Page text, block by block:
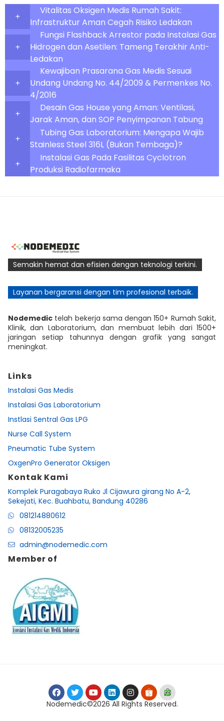
Vitalitas Oksigen Medis Rumah Sakit:
Infrastruktur Aman Cegah Risiko Ledakan
Fungsi Flashback Arrestor pada Instalasi Gas
Hidrogen dan Asetilen: Tameng Terakhir Anti-
Ledakan
Kewajiban Prasarana Gas Medis Sesuai
Undang Undang No. 44/2009 & Permenkes No.
4/2016
Desain Gas House yang Aman: Ventilasi,
Jarak Aman, dan SOP Penyimpanan Tabung
Tubing Gas Laboratorium: Mengapa Wajib
Stainless Steel 316L (Bukan Tembaga)?
Instalasi Gas Pada Fasilitas Cyclotron
Produksi Radiofarmaka
Semakin hemat dan efisien dengan teknologi terkini.
Layanan bergaransi dengan tim profesional terbaik.
Nodemedic telah bekerja sama dengan 150+ Rumah Sakit,
Klinik, dan Laboratorium, dan membuat lebih dari 1500+
jaringan setiap tahunnya dengan grafik yang sangat
meningkat.
Links
Instalasi Gas Medis
Instalasi Gas Laboratorium
Instlasi Sentral Gas LPG
Nurse Call System
Pneumatic Tube System
OxgenPro Generator Oksigen
Kontak Kami
Komplek Puragabaya Ruko Jl Cijawura girang No A-2,
Sekejati, Kec. Buahbatu, Bandung 40286
081214880612
08132005235
admin@nodemedic.com
Member of
Nodemedic©2026 All Rights Reserved.